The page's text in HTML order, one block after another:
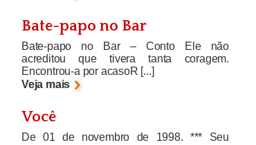
Bate-papo no Bar
Bate-papo no Bar – Conto Ele não
acreditou que tivera tanta coragem.
Encontrou-a por acasoR [...]
Veja mais
Você
De 01 de novembro de 1998. *** Seu